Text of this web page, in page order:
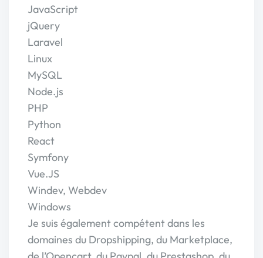
JavaScript
jQuery
Laravel
Linux
MySQL
Node.js
PHP
Python
React
Symfony
Vue.JS
Windev, Webdev
Windows
Je suis également compétent dans les
domaines du Dropshipping, du Marketplace,